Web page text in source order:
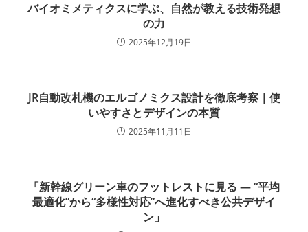
バイオミメティクスに学ぶ、自然が教える技術発想
の力
2025年12月19日
JR自動改札機のエルゴノミクス設計を徹底考察｜使
いやすさとデザインの本質
2025年11月11日
「新幹線グリーン車のフットレストに見る ― “平均
最適化”から“多様性対応”へ進化すべき公共デザイ
ン」